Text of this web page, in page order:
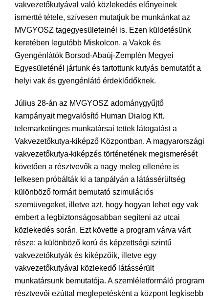
vakvezetőkutyával való közlekedés előnyeinek
ismertté tétele, szívesen mutatjuk be munkánkat az
MVGYOSZ tagegyesületeinél is. Ezen küldetésünk
keretében legutóbb Miskolcon, a Vakok és
Gyengénlátók Borsod-Abaúj-Zemplén Megyei
Egyesületénél jártunk és tartottunk kutyás bemutatót a
helyi vak és gyengénlátó érdeklődőknek.
Július 28-án az MVGYOSZ adománygyűjtő
kampányait megvalósító Human Dialog Kft.
telemarketinges munkatársai tettek látogatást a
Vakvezetőkutya-kiképző Központban. A magyarországi
vakvezetőkutya-kiképzés történetének megismerését
követően a résztvevők a nagy meleg ellenére is
lelkesen próbálták ki a tanpályán a látássérültség
különböző formáit bemutató szimulációs
szemüvegeket, illetve azt, hogy hogyan lehet egy vak
embert a legbiztonságosabban segíteni az utcai
közlekedés során. Ezt követte a program várva várt
része: a különböző korú és képzettségi szintű
vakvezetőkutyák és kiképzőik, illetve egy
vakvezetőkutyával közlekedő látássérült
munkatársunk bemutatója. A szemléletformáló program
résztvevői ezúttal meglepetésként a központ legkisebb